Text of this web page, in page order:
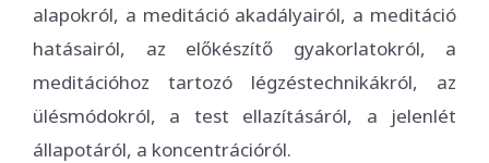
alapokról, a meditáció akadályairól, a meditáció
hatásairól, az előkészítő gyakorlatokról, a
meditációhoz tartozó légzéstechnikákról, az
ülésmódokról, a test ellazításáról, a jelenlét
állapotáról, a koncentrációról.